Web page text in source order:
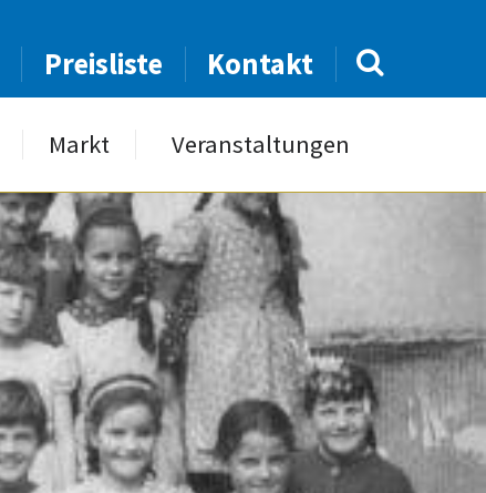
Preisliste Kontakt
Markt Veranstaltungen